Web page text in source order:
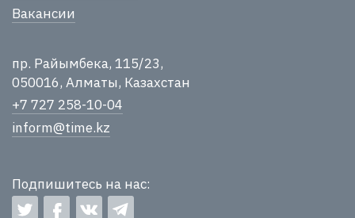
Вакансии
пр. Райымбека, 115/23,
050016, Алматы, Казахстан
+7 727 258-10-04
inform@time.kz
Подпишитесь на нас: